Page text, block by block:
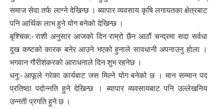
समाज सेवा तर्फ लाग्ने देखिन्छ । ब्यापार व्यवसाय कृषि लगायतका क्षेत्रबाट
पनि आर्थिक लाभ हुने योग बनेको देखिन्छ ।
बृश्चिक:- राशी अनुसार आजको दिन राम्रो छैन आठौं चन्द्रमा सदा सर्वधा
दुख कष्टको कारक बनेर आउने भएको हुनाले सावधानी अपनाउनु होला ।
भगवान गौरीशंकरको आराधनाले दिन शुभ रहनेछ ।
धनु:- आफूले गरेका कार्यबाट जस मिल्ने योग बनेको छ । मान सम्मान पद
प्रतिष्ठा पदोन्नति हुने देखिन्छ । ब्यापार व्यवसायबाट पनि उल्लेखनिय
उन्नती प्रगति हुने छ ।